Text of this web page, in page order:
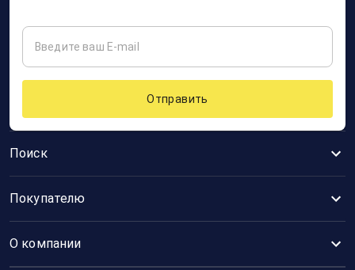
Поиск
Покупателю
О компании
Отправить